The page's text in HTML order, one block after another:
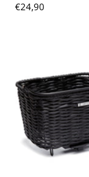
€24,90